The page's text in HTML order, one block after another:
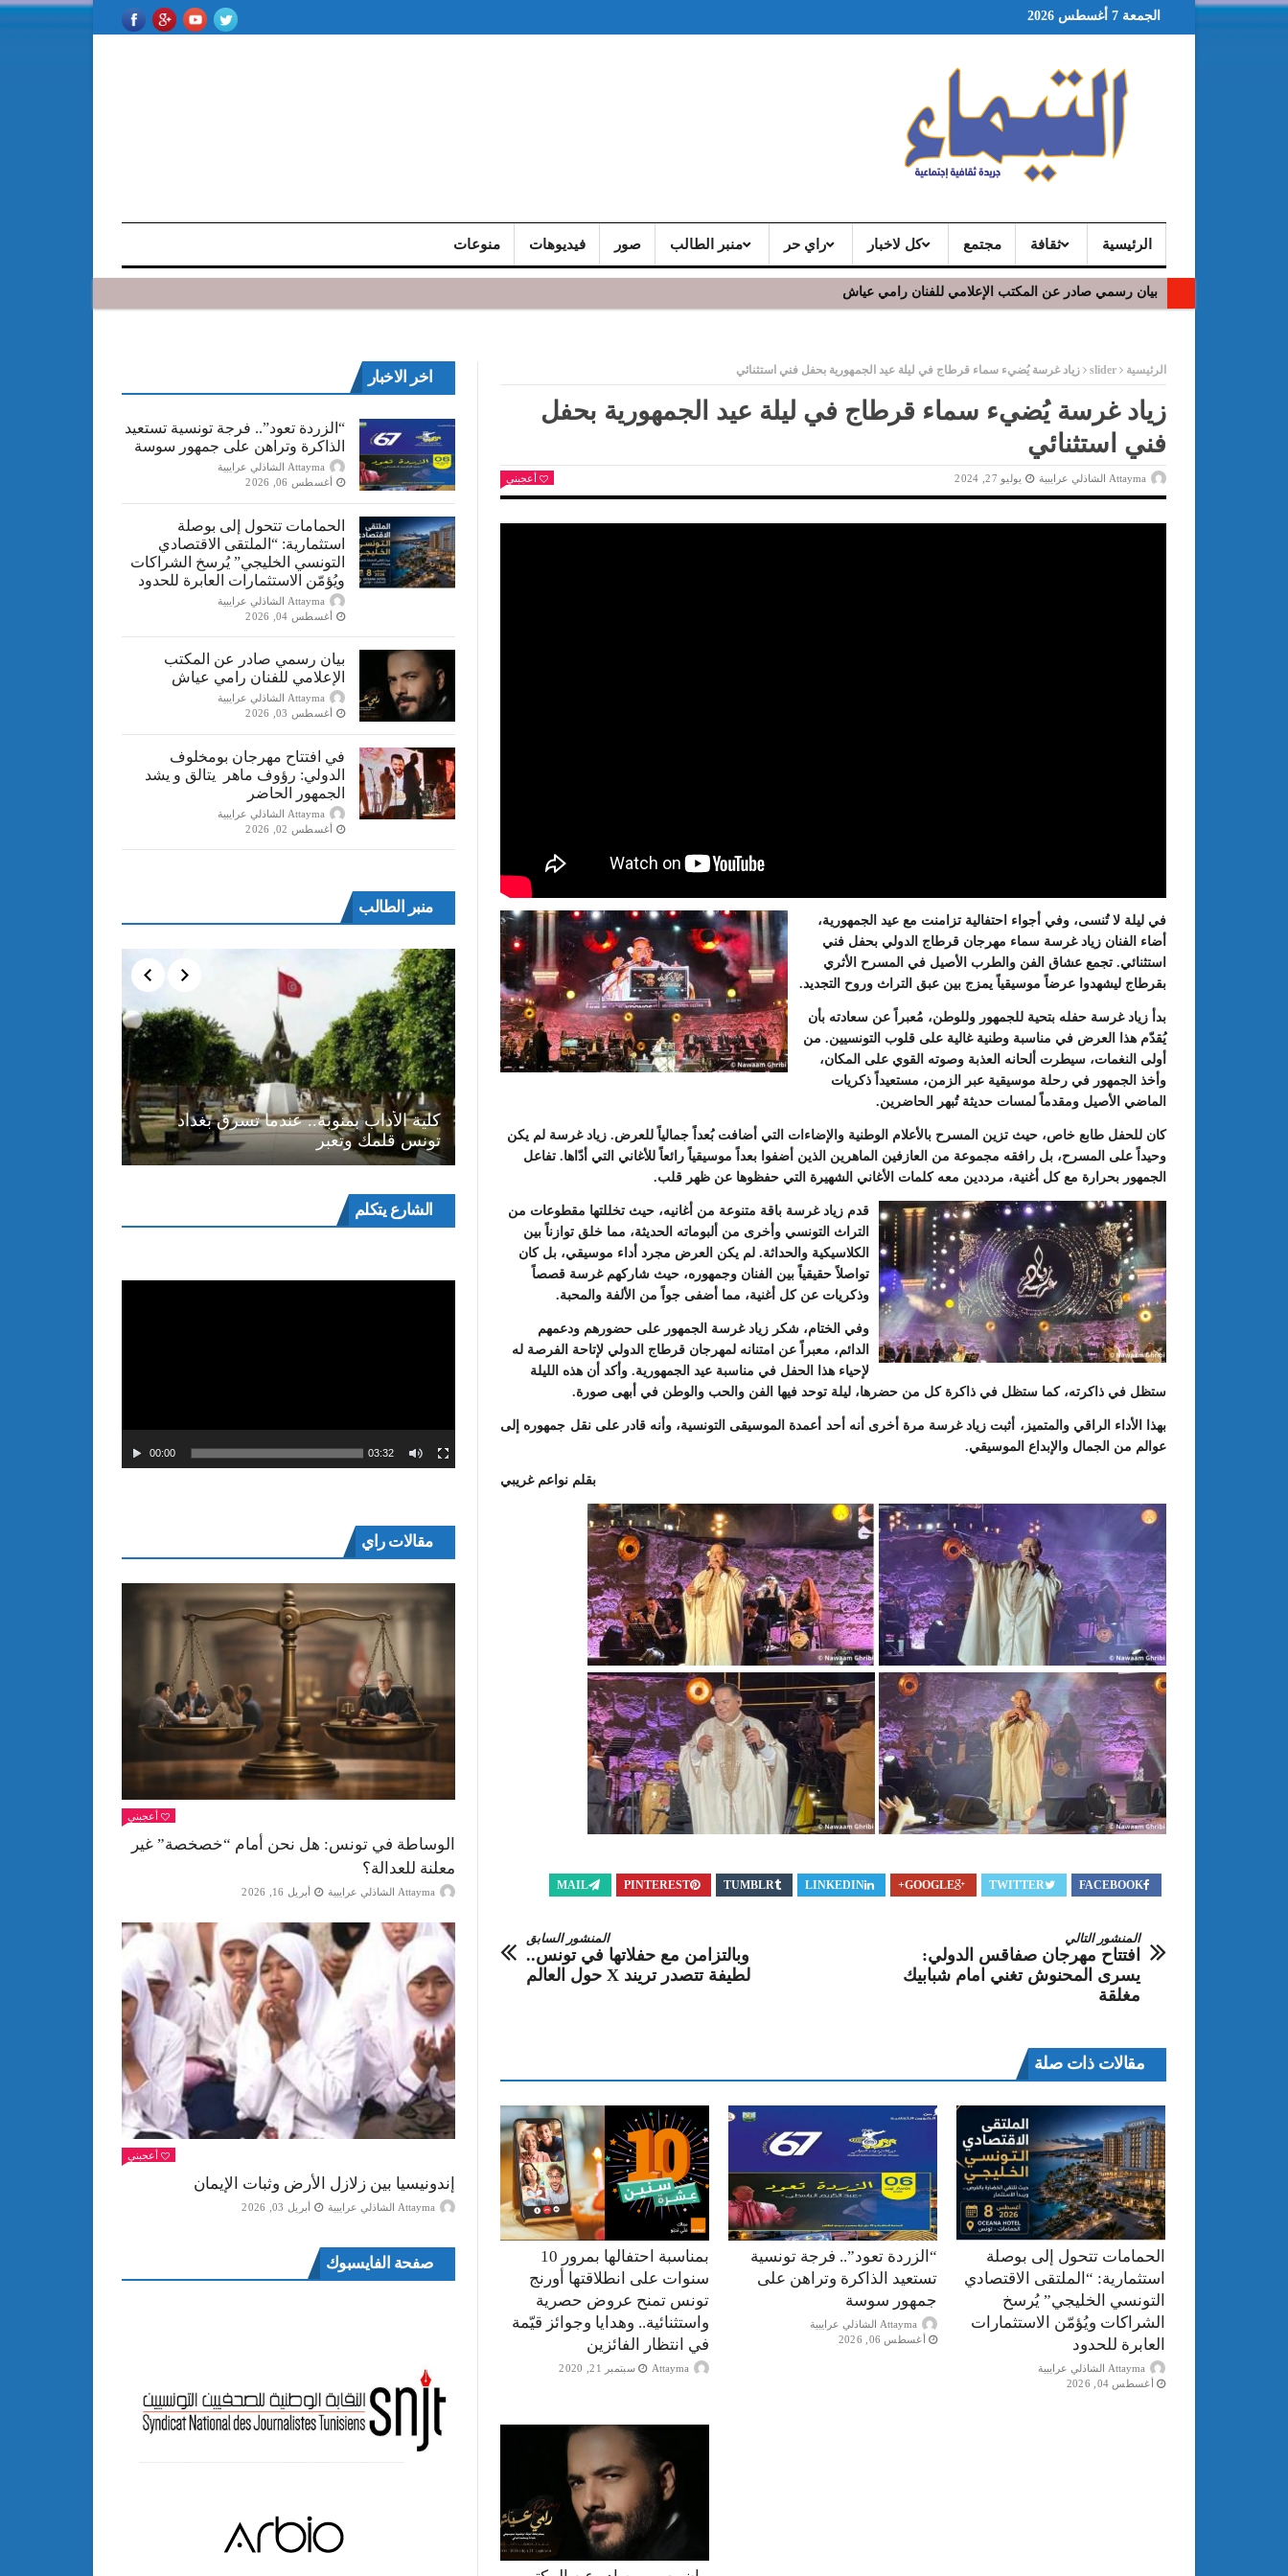
الجمعة 7 أغسطس 2026
الرئيسية ثقافة مجتمع كل لاخبار راي حر منبر الطالب صور فيديوهات منوعات
بيان رسمي صادر عن المكتب الإعلامي للفنان رامي عياش
الرئيسية slider زياد غرسة يُضيء سماء قرطاج في ليلة عيد الجمهورية بحفل فني استثنائي
زياد غرسة يُضيء سماء قرطاج في ليلة عيد الجمهورية بحفل
فني استثنائي
Attayma الشاذلي عرايبية يوليو 27, 2024 أعجبني
في ليلة لا تُنسى، وفي أجواء احتفالية تزامنت مع عيد الجمهورية،
أضاء الفنان زياد غرسة سماء مهرجان قرطاج الدولي بحفل فني
استثنائي. تجمع عشاق الفن والطرب الأصيل في المسرح الأثري
بقرطاج ليشهدوا عرضاً موسيقياً يمزج بين عبق التراث وروح التجديد.
بدأ زياد غرسة حفله بتحية للجمهور وللوطن، مُعبراً عن سعادته بأن
يُقدّم هذا العرض في مناسبة وطنية غالية على قلوب التونسيين. من
أولى النغمات، سيطرت ألحانه العذبة وصوته القوي على المكان،
وأخذ الجمهور في رحلة موسيقية عبر الزمن، مستعيداً ذكريات
الماضي الأصيل ومقدماً لمسات حديثة تُبهر الحاضرين.
كان للحفل طابع خاص، حيث تزين المسرح بالأعلام الوطنية والإضاءات التي أضافت بُعداً جمالياً للعرض. زياد غرسة لم يكن
وحيداً على المسرح، بل رافقه مجموعة من العازفين الماهرين الذين أضفوا بعداً موسيقياً رائعاً للأغاني التي أدّاها. تفاعل
الجمهور بحرارة مع كل أغنية، مرددين معه كلمات الأغاني الشهيرة التي حفظوها عن ظهر قلب.
قدم زياد غرسة باقة متنوعة من أغانيه، حيث تخللتها مقطوعات من
التراث التونسي وأخرى من ألبوماته الحديثة، مما خلق توازناً بين
الكلاسيكية والحداثة. لم يكن العرض مجرد أداء موسيقي، بل كان
تواصلاً حقيقياً بين الفنان وجمهوره، حيث شاركهم غرسة قصصاً
وذكريات عن كل أغنية، مما أضفى جواً من الألفة والمحبة.
وفي الختام، شكر زياد غرسة الجمهور على حضورهم ودعمهم
الدائم، معبراً عن امتنانه لمهرجان قرطاج الدولي لإتاحة الفرصة له
لإحياء هذا الحفل في مناسبة عيد الجمهورية. وأكد أن هذه الليلة
ستظل في ذاكرته، كما ستظل في ذاكرة كل من حضرها، ليلة توحد فيها الفن والحب والوطن في أبهى صورة.
بهذا الأداء الراقي والمتميز، أثبت زياد غرسة مرة أخرى أنه أحد أعمدة الموسيقى التونسية، وأنه قادر على نقل جمهوره إلى
عوالم من الجمال والإبداع الموسيقي.
بقلم نواعم غريبي
FACEBOOK
TWITTER
GOOGLE+
LINKEDIN
TUMBLR
PINTEREST
MAIL
المنشور السابق
وبالتزامن مع حفلاتها في تونس..
لطيفة تتصدر تريند X حول العالم
المنشور التالي
افتتاح مهرجان صفاقس الدولي:
يسرى المحنوش تغني امام شبابيك
مغلقة
مقالات ذات صلة
بمناسبة احتفالها بمرور 10
سنوات على انطلاقتها أورنج
تونس تمنح عروض حصرية
واستثنائية.. وهدايا وجوائز قيّمة
في انتظار الفائزين
Attayma سبتمبر 21, 2020
“الزردة تعود”.. فرجة تونسية
تستعيد الذاكرة وتراهن على
جمهور سوسة
Attayma الشاذلي عرايبية
أغسطس 06, 2026
الحمامات تتحول إلى بوصلة
استثمارية: “الملتقى الاقتصادي
التونسي الخليجي” يُرسخ
الشراكات ويُؤمّن الاستثمارات
العابرة للحدود
Attayma الشاذلي عرايبية
أغسطس 04, 2026
اخر الاخبار
“الزردة تعود”.. فرجة تونسية تستعيد
الذاكرة وتراهن على جمهور سوسة
Attayma الشاذلي عرايبية
أغسطس 06, 2026
الحمامات تتحول إلى بوصلة
استثمارية: “الملتقى الاقتصادي
التونسي الخليجي” يُرسخ الشراكات
ويُؤمّن الاستثمارات العابرة للحدود
Attayma الشاذلي عرايبية
أغسطس 04, 2026
بيان رسمي صادر عن المكتب
الإعلامي للفنان رامي عياش
Attayma الشاذلي عرايبية
أغسطس 03, 2026
في افتتاح مهرجان بومخلوف
الدولي: رؤوف ماهر يتالق و يشد
الجمهور الحاضر
Attayma الشاذلي عرايبية
أغسطس 02, 2026
منبر الطالب
كلية الأداب بمنوبة.. عندما تسرق بغداد
تونس قلمك وتعبر
المسرح الجامعي يقود رواده إلى الملتقيات
الدولية…التجربة العمانية نموذجا
عبد الستار الخليفي: مهم جدا أن يتواصل
الجامعي بوجودي أو بدونه
الدورة 24 للمعرض الجامعي تحت
الشارع يتكلممشغل
الفيديو
00:00 03:32
مقالات راي
أعجبني
الوساطة في تونس: هل نحن أمام “خصخصة” غير
معلنة للعدالة؟
Attayma الشاذلي عرايبية أبريل 16, 2026
أعجبني
إندونيسيا بين زلازل الأرض وثبات الإيمان
Attayma الشاذلي عرايبية أبريل 03, 2026
صفحة الفايسبوك